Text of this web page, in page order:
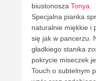
biustonosza Tonya
Specjalna pianka
naturalnie miękkie i
się jak w pancerzu.
gładkiego stanika
pokrycie miseczek
Touch o subtelnym